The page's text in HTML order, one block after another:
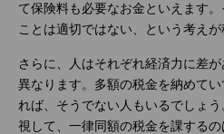
て保険料も必要なお金といえます
ことは適切ではない、という考えが
さらに、人はそれぞれ経済力に差
異なります。多額の税金を納めて
れば、そうでない人もいるでしょ
視して、一律同額の税金を課するの